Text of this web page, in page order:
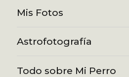
Mis Fotos
Astrofotografía
Todo sobre Mi Perro